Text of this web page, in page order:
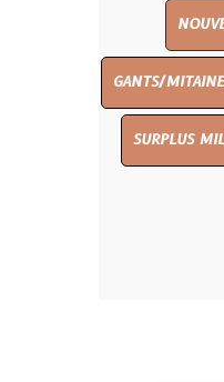
GANTS/MITAINE/MOUFFLE
SURPLUS MILITAIRE T-